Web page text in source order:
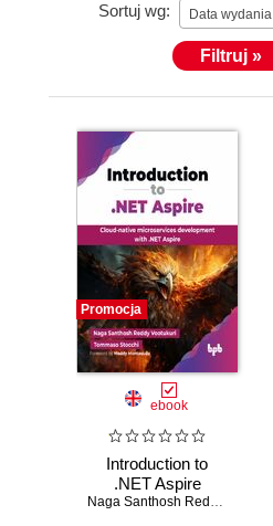
Sortuj wg: Data wydania
Filtruj »
Promocja
ebook
Introduction to
.NET Aspire
Naga Santhosh Reddy Vootukuri